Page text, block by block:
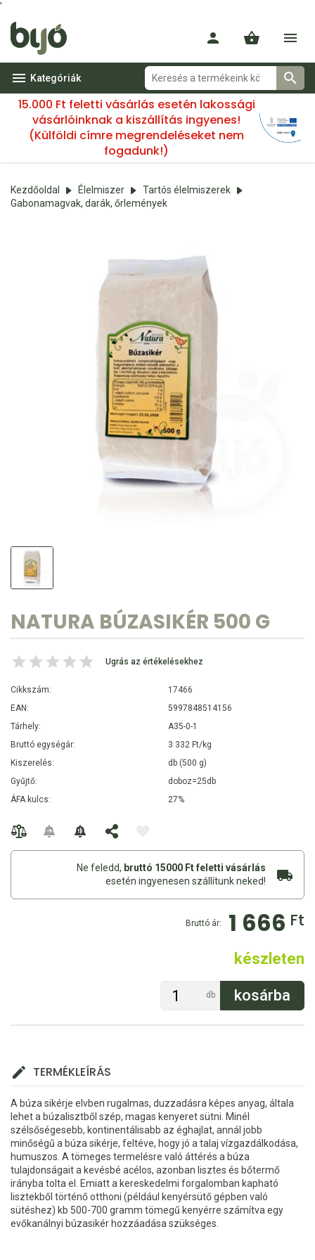
'
Kategóriák
15.000 Ft feletti vásárlás esetén lakossági
vásárlóinknak a kiszállítás ingyenes!
(Külföldi címre megrendeléseket nem
fogadunk!)
Kezdőoldal Élelmiszer
Tartós élelmiszerek
Gabonamagvak, darák, őrlemények
NATURA BÚZASIKÉR 500 G
Ugrás az értékelésekhez
Cikkszám:
17466
EAN:
5997848514156
Tárhely:
A35-0-1
Bruttó egységár:
3 332 Ft/kg
Kiszerelés:
db (500 g)
Gyűjtő:
doboz=25db
ÁFA kulcs:
27%
Ne feledd, bruttó 15000 Ft feletti vásárlás
esetén ingyenesen szállítunk neked!
Bruttó ár: 1 666 Ft
készleten
db
TERMÉKLEÍRÁS
A búza sikérje elvben rugalmas, duzzadásra képes anyag, általa
lehet a búzalisztből szép, magas kenyeret sütni. Minél
szélsőségesebb, kontinentálisabb az éghajlat, annál jobb
minőségű a búza sikérje, feltéve, hogy jó a talaj vízgazdálkodása,
humuszos. A tömeges termelésre való áttérés a búza
tulajdonságait a kevésbé acélos, azonban lisztes és bőtermő
irányba tolta el. Emiatt a kereskedelmi forgalomban kapható
lisztekből történő otthoni (például kenyérsütő gépben való
sütéshez) kb 500-700 gramm tömegű kenyérre számítva egy
evőkanálnyi búzasikér hozzáadása szükséges.